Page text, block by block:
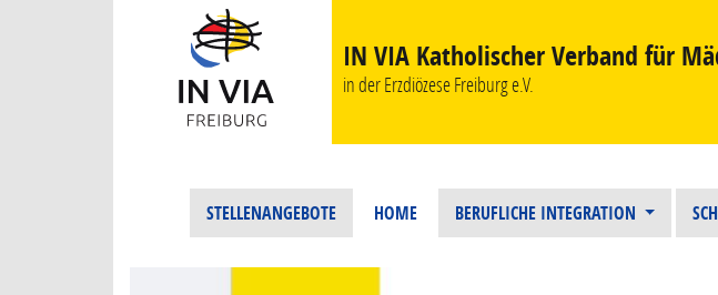
IN VIA Katholischer Verband für
in der Erzdiözese Freiburg e.V.
STELLENANGEBOTE HOME BERUFLICHE INTEGRATION